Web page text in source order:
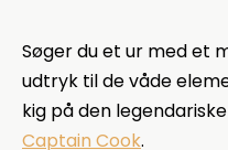
Søger du et ur med et
udtryk til de våde
kig på den
Captain Cook.